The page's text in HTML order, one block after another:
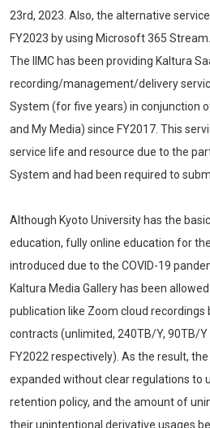
23rd, 2023. Also, the alternative
FY2023 by using Microsoft 365 Stream.
The IIMC has been providing Kaltura
recording/management/delivery
System (for five years) in conjunction
and My Media) since FY2017. This
service life and resource due to the
System and had been required to
Although Kyoto University has the
education, fully online education for
introduced due to the COVID-19
Kaltura Media Gallery has been
publication like Zoom cloud recordings
contracts (unlimited, 240TB/Y, 90TB/Y
FY2022 respectively). As the result,
expanded without clear regulations to
retention policy, and the amount of
their unintentional derivative usages